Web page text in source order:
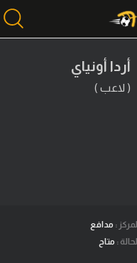
أردا أونياي
( لاعب )
المركز : مدافع
الحالة : متاح